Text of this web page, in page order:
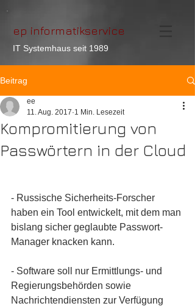
ep informatikservice
IT Systemhaus seit 1989
Beitrag
Kompromitierung von
Passwörtern in der Cloud
ee
11. Aug. 2017 1 Min. Lesezeit
- Russische Sicherheits-Forscher
haben ein Tool entwickelt, mit dem man
bislang sicher geglaubte Passwort-
Manager knacken kann.
- Software soll nur Ermittlungs- und
Regierungsbehörden sowie
Nachrichtendiensten zur Verfügung